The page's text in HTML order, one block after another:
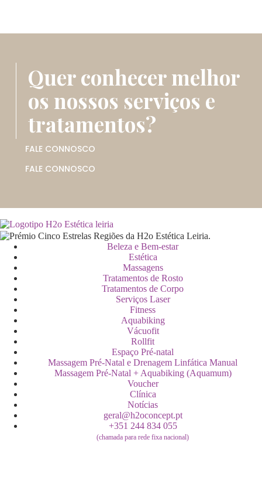
Quer conhecer melhor
os nossos serviços e
tratamentos?
FALE CONNOSCO
FALE CONNOSCO
Beleza e Bem-estar
Estética
Massagens
Tratamentos de Rosto
Tratamentos de Corpo
Serviços Laser
Fitness
Aquabiking
Vácuofit
Rollfit
Espaço Pré-natal
Massagem Pré-Natal e Drenagem Linfática Manual
Massagem Pré-Natal + Aquabiking (Aquamum)
Voucher
Clínica
Notícias
geral@h2oconcept.pt
+351 244 834 055
(chamada para rede fixa nacional)